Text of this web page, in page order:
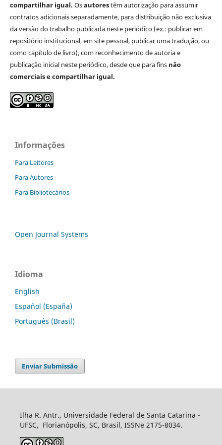
compartilhar igual. Osautorestêm autorização para assumir
contratos adicionais separadamente, para distribuição não exclusiva
da versão do trabalho publicada neste periódico (ex.: publicar em
repositório institucional, em site pessoal, publicar uma tradução, ou
como capítulo de livro), com reconhecimento de autoria e
publicação inicial neste periódico, desde que para fins não
comerciais e compartilhar igual.
Informações
Para Leitores
Para Autores
Para Bibliotecários
Open Journal Systems
Idioma
English
Español (España)
Português (Brasil)
Enviar Submissão
Ilha R. Antr., Universidade Federal de Santa Catarina -
UFSC, Florianópolis, SC, Brasil, ISSNe 2175-8034.